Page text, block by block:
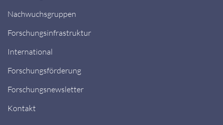
Nachwuchsgruppen
Forschungsinfrastruktur
International
Forschungsförderung
Forschungsnewsletter
Kontakt